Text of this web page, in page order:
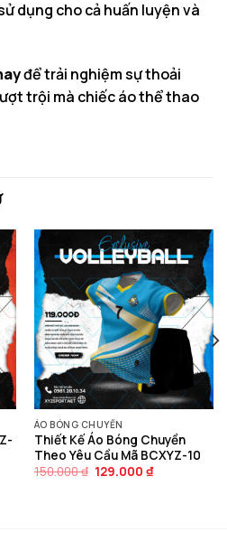
dụng cho cả huấn luyện và
để trải nghiệm sự thoải
trội mà chiếc áo thể thao
ÁO BÓNG CHUYỀN
Thiết Kế Áo Bóng Chuyền
Theo Yêu Cầu Mã BCXYZ-10
150.000₫ Giá
129.000 ₫Giá